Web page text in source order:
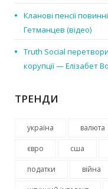
Кланові пенсії
Гетманцев (відео)
Truth Social
корупції — Елізабет
ТРЕНДИ
україна валюта
євро сша
податки війна